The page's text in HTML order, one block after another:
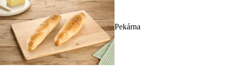
Pekárna